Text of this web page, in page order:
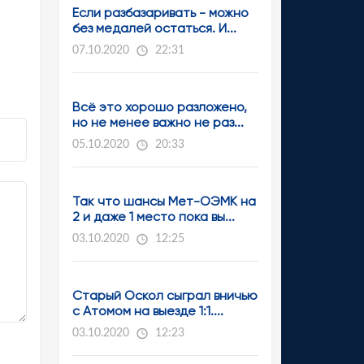
Если разбазаривать - можно
без медалей остаться. И...
07.10.2020 22:31
Всё это хорошо разложено,
но не менее важно не раз...
05.10.2020 20:33
Так что шансы Мет-ОЭМК на
2 и даже 1 место пока вы...
03.10.2020 12:25
Старый Оскол сыграл вничью
с Атомом на выезде 1:1....
03.10.2020 12:23